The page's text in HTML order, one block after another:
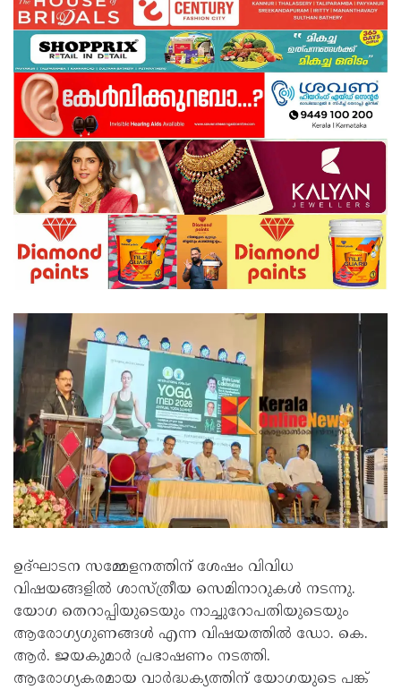
ഉദ്ഘാടന സമ്മേളനത്തിന് ശേഷം വിവിധ
വിഷയങ്ങളിൽ ശാസ്ത്രീയ സെമിനാറുകൾ നടന്നു.
യോഗ തെറാപ്പിയുടെയും നാച്ചുറോപതിയുടെയും
ആരോഗ്യഗുണങ്ങൾ എന്ന വിഷയത്തിൽ ഡോ. കെ.
ആർ. ജയകുമാർ പ്രഭാഷണം നടത്തി.
ആരോഗ്യകരമായ വാർദ്ധക്യത്തിന് യോഗയുടെ പങ്ക്